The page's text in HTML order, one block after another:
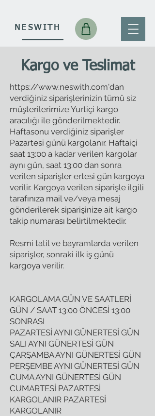
NESWITH
Kargo ve Teslimat
https://www.neswith.com'dan
verdiğiniz siparişlerinizin tümü siz
müşterilerimize Yurtiçi kargo
aracılığı ile gönderilmektedir.
Haftasonu verdiğiniz siparişler
Pazartesi günü kargolanır. Haftaiçi
saat 13:00 a kadar verilen kargolar
aynı gün, saat 13:00 dan sonra
verilen siparişler ertesi gün kargoya
verilir. Kargoya verilen siparişle ilgili
tarafınıza mail ve/veya mesaj
gönderilerek siparişinize ait kargo
takip numarası belirtilmektedir.
Resmi tatil ve bayramlarda verilen
siparişler, sonraki ilk iş günü
kargoya verilir.
KARGOLAMA GÜN VE SAATLERİ
GÜN / SAAT 13:00 ÖNCESİ 13:00
SONRASI
PAZARTESİ AYNI GÜNERTESİ GÜN
SALI AYNI GÜNERTESİ GÜN
ÇARŞAMBA AYNI GÜNERTESİ GÜN
PERŞEMBE AYNI GÜNERTESİ GÜN
CUMA AYNI GÜNERTESİ GÜN
CUMARTESİ PAZARTESİ
KARGOLANIR PAZARTESİ
KARGOLANIR